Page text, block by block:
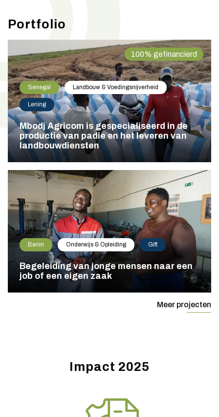
Portfolio
100% gefinancierd
Senegal Landbouw & Voedingsnijverheid
Lening
Mbodj Agricom is gespecialiseerd in de
productie van padie en het leveren van
landbouwdiensten
Benin Onderwijs & Opleiding Gift
Begeleiding van jonge mensen naar een
job of een eigen zaak
Meer projecten
Impact 2025